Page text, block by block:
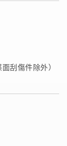
刮傷件除外）